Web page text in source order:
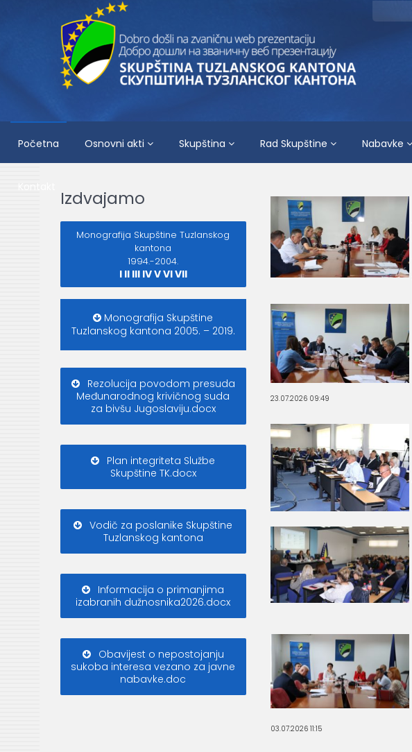
Početna Osnovni akti Skupština Rad Skupštine Nabavke
Izdvajamo
Monografija SkupštineTuzlanskog
kantona
1994.-2004.
I II III IVVVIVII
Monografija Skupštine
Tuzlanskog kantona 2005. – 2019.
Rezolucija povodom presuda
Međunarodnog krivičnog suda
za bivšu Jugoslaviju.docx
Plan integriteta Službe
Skupštine TK.docx
Vodič za poslanike Skupštine
Tuzlanskog kantona
Informacija o primanjima
izabranih dužnosnika2026.docx
Obavijest o nepostojanju
sukoba interesa vezano za javne
nabavke.doc
23.07.2026 09:49
03.07.2026 11:15